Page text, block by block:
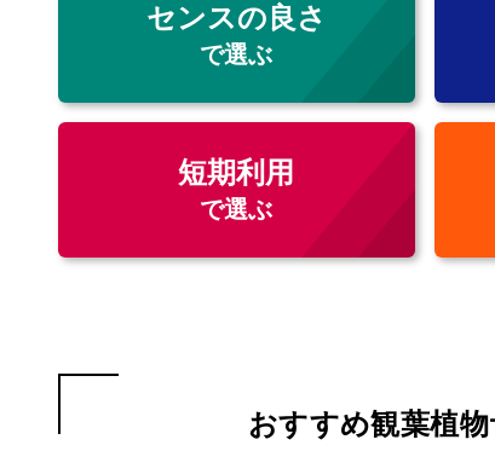
センスの良さ
で選ぶ
短期利用
で選ぶ
おすすめ観葉植